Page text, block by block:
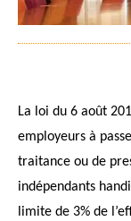
La loi du 6 août
employeurs à
traitance ou de
indépendants
limite de 3% de